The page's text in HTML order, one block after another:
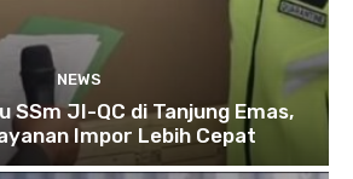
NEWS
SSm JI-QC di Tanjung Emas,
Impor Lebih Cepat